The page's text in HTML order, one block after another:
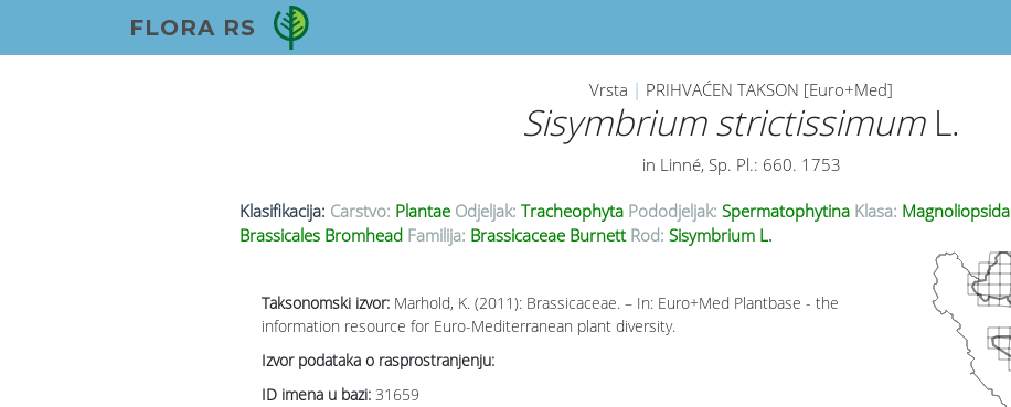
FLORA RS
Vrsta | PRIHVAĆEN TAKSON [Euro+Med]
Sisymbrium strictissimumL.
in Linné, Sp. Pl.: 660. 1753
Klasifikacija: Carstvo: Plantae Odjeljak: Tracheophyta Pododjeljak: Spermatophytina Klasa: Magnoliopsida
Brassicales Bromhead Familija: Brassicaceae Burnett Rod: Sisymbrium L.
Taksonomski izvor: Marhold, K. (2011): Brassicaceae. – In: Euro+Med Plantbase - the
information resource for Euro-Mediterranean plant diversity.
Izvor podataka o rasprostranjenju:
ID imena u bazi: 31659